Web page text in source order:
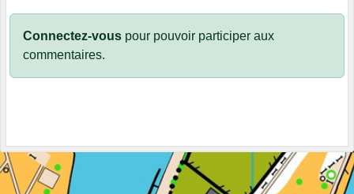
Connectez-vous pour pouvoir participer aux
commentaires.